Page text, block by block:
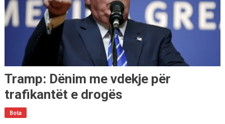
Tramp: Dënim me vdekje për
trafikantët e drogës
Bota